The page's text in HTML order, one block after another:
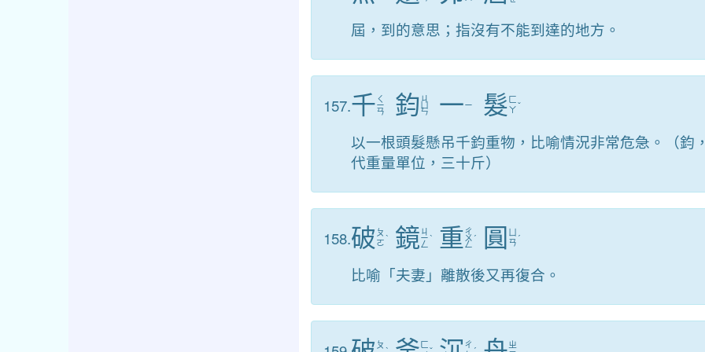
屆，到的意思；指沒有不能到達的地方。
157.千 ㄑ
ㄧ
ㄢ 鈞 ㄐ
ㄩ
ㄣ 一ㄧ 髮 ㄈ
ㄚˇ
以一根頭髮懸吊千鈞重物，比喻情況非常危急。（鈞
代重量單位，三十斤）
158.破 ㄆ
ㄛˋ 鏡 ㄐ
ㄧ
ㄥ
ˋ 重ㄔ
ㄨ
ㄥ
ˊ 圓 ㄢ ˊ
比喻「夫妻」離散後又再復合。
ㄆ
ㄈ
ㄔ
ㄓ